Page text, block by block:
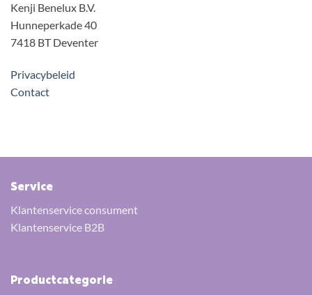
Kenji Benelux B.V.
Hunneperkade 40
7418 BT Deventer
Privacybeleid
Contact
Service
Klantenservice consument
Klantenservice B2B
Productcategorie